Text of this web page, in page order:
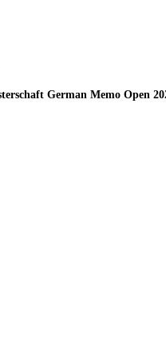
German Memo Open